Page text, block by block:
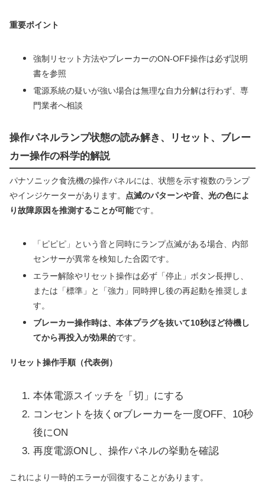
重要ポイント
強制リセット方法やブレーカーのON-OFF操作は必ず説明
書を参照
電源系統の疑いが強い場合は無理な自力分解は行わず、専
門業者へ相談
操作パネルランプ状態の読み解き、リセット、ブレー
カー操作の科学的解説
パナソニック食洗機の操作パネルには、状態を示す複数のランプ
やインジケーターがあります。
点滅のパターンや音、光の色によ
り故障原因を推測することが可能です。
「ピピピ」という音と同時にランプ点滅がある場合、内部
センサーが異常を検知した合図です。
エラー解除やリセット操作は必ず「停止」ボタン長押し、
または「標準」と「強力」同時押し後の再起動を推奨しま
す。
ブレーカー操作時は、本体プラグを抜いて10秒ほど待機し
てから再投入が効果的です。
リセット操作手順（代表例）
本体電源スイッチを「切」にする
コンセントを抜くorブレーカーを一度OFF、10秒
後にON
再度電源ONし、操作パネルの挙動を確認
これにより一時的エラーが回復することがあります。